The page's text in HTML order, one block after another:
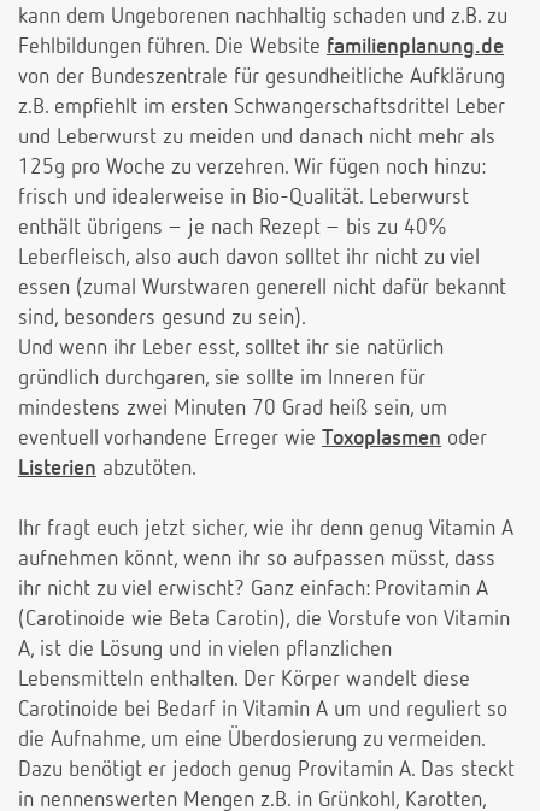
kann dem Ungeborenen nachhaltig schaden und z.B. zu
Fehlbildungen führen. Die Website familienplanung.de
von der Bundeszentrale für gesundheitliche Aufklärung
z.B. empfiehlt im ersten Schwangerschaftsdrittel Leber
und Leberwurst zu meiden und danach nicht mehr als
125g pro Woche zu verzehren. Wir fügen noch hinzu:
frisch und idealerweise in Bio-Qualität. Leberwurst
enthält übrigens – je nach Rezept – bis zu 40%
Leberfleisch, also auch davon solltet ihr nicht zu viel
essen (zumal Wurstwaren generell nicht dafür bekannt
sind, besonders gesund zu sein).
Und wenn ihr Leber esst, solltet ihr sie natürlich
gründlich durchgaren, sie sollte im Inneren für
mindestens zwei Minuten 70 Grad heiß sein, um
eventuell vorhandene Erreger wie Toxoplasmen oder
Listerien abzutöten.
Ihr fragt euch jetzt sicher, wie ihr denn genug Vitamin A
aufnehmen könnt, wenn ihr so aufpassen müsst, dass
ihr nicht zu viel erwischt? Ganz einfach: Provitamin A
(Carotinoide wie Beta Carotin), die Vorstufe von Vitamin
A, ist die Lösung und in vielen pflanzlichen
Lebensmitteln enthalten. Der Körper wandelt diese
Carotinoide bei Bedarf in Vitamin A um und reguliert so
die Aufnahme, um eine Überdosierung zu vermeiden.
Dazu benötigt er jedoch genug Provitamin A. Das steckt
in nennenswerten Mengen z.B. in Grünkohl, Karotten,